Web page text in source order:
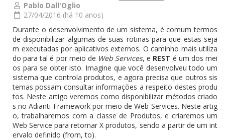
Pablo Dall'Oglio
27/04/2016 (há 10 anos)
Durante o desenvolvimento de um sistema, é comum termos
de disponibilizar algumas de suas rotinas para que estas seja
m executadas por aplicativos externos. O caminho mais utiliza
do para tal é por meio de Web Services, e REST é um dos mei
os para se obter isto. Imagine que você desenvolveu todo um
sistema que controla produtos, e agora precisa que outros sis
temas possam consultar informações a respeito destes produ
tos. Neste artigo veremos como disponibilizar métodos criado
s no Adianti Framework por meio de Web Services. Neste artig
o, trabalharemos com a classe de Produtos, e criaremos um
Web Service para retornar X produtos, sendo a partir de um int
ervalo definido (from, to).